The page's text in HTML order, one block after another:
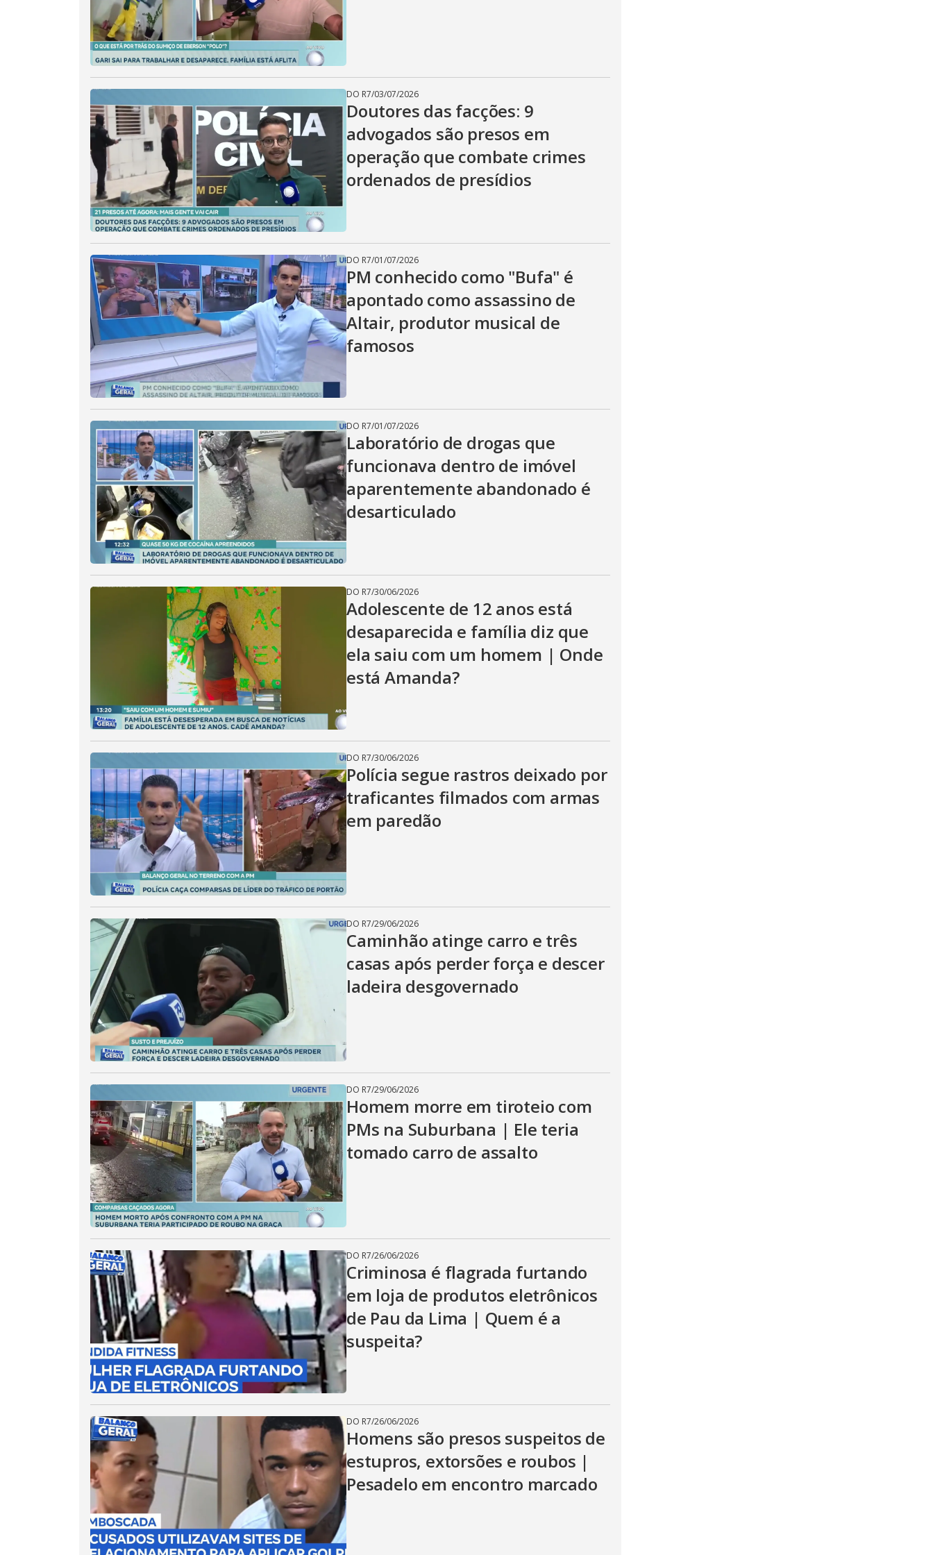
i
d
e
o
DO R7/03/07/2026
Doutores das facções: 9
advogados são presos em
operação que combate crimes
ordenados de presídios
DO R7/01/07/2026
PM conhecido como "Bufa" é
apontado como assassino de
Altair, produtor musical de
famosos
DO R7/01/07/2026
Laboratório de drogas que
funcionava dentro de imóvel
aparentemente abandonado é
desarticulado
DO R7/30/06/2026
Adolescente de 12 anos está
desaparecida e família diz que
ela saiu com um homem | Onde
está Amanda?
DO R7/30/06/2026
Polícia segue rastros deixado por
traficantes filmados com armas
em paredão
DO R7/29/06/2026
Caminhão atinge carro e três
casas após perder força e descer
ladeira desgovernado
DO R7/29/06/2026
Homem morre em tiroteio com
PMs na Suburbana | Ele teria
tomado carro de assalto
DO R7/26/06/2026
Criminosa é flagrada furtando
em loja de produtos eletrônicos
de Pau da Lima | Quem é a
suspeita?
DO R7/26/06/2026
Homens são presos suspeitos de
estupros, extorsões e roubos |
Pesadelo em encontro marcado